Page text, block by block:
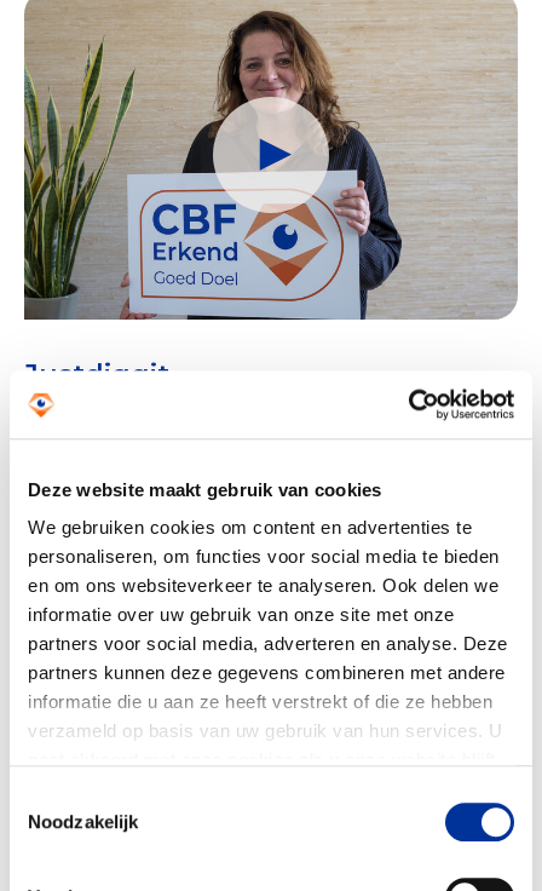
Deze website maakt gebruik van cookies
We gebruiken cookies om content en advertenties te
personaliseren, om functies voor social media te bieden
en om ons websiteverkeer te analyseren. Ook delen we
informatie over uw gebruik van onze site met onze
partners voor social media, adverteren en analyse. Deze
partners kunnen deze gegevens combineren met andere
informatie die u aan ze heeft verstrekt of die ze hebben
verzameld op basis van uw gebruik van hun services. U
Noodzakelijk
Justdiggit
Justdiggit werkt met een positieve instelling
het oplossen van klimaatproblemen. Hun
samenwerking met het CBF toont hun
commitment aan transparantie en kwaliteit.
De CBF-erkenning bevestigt hun
professionele aanpak en versterkt het
vertrouwen van partners en donateurs.
Sinds de oprichting heeft Justdiggit
Herstelde Gebieden:
door natuur-